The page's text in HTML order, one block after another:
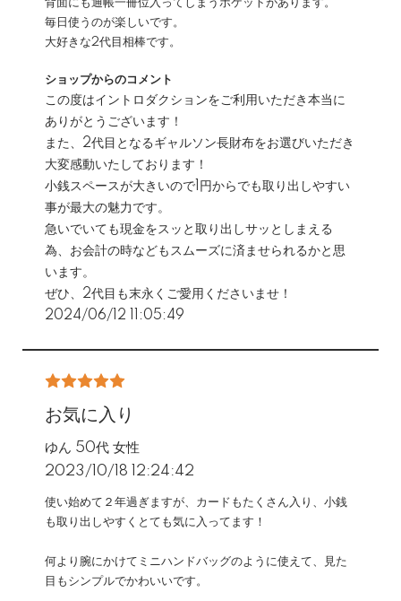
毎日使うのが楽しいです。
大好きな2代目相棒です。
ショップからのコメント
この度はイントロダクションをご利用いただき本当に
ありがとうございます！
また、2代目となるギャルソン長財布をお選びいただき
大変感動いたしております！
小銭スペースが大きいので1円からでも取り出しやすい
事が最大の魅力です。
急いでいても現金をスッと取り出しサッとしまえる
為、お会計の時などもスムーズに済ませられるかと思
います。
ぜひ、2代目も末永くご愛用くださいませ！
2024/06/12 11:05:49
お気に入り
ゆん 50代 女性
2023/10/18 12:24:42
使い始めて２年過ぎますが、カードもたくさん入り、小銭
も取り出しやすくとても気に入ってます！
何より腕にかけてミニハンドバッグのように使えて、見た
目もシンプルでかわいいです。